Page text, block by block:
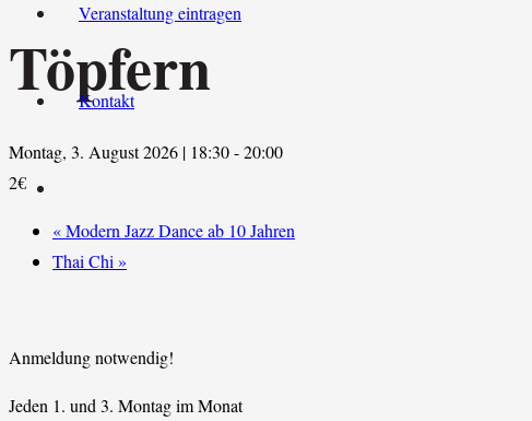
Veranstaltung eintragen
Kontakt
Töpfern
Montag, 3. August 2026 | 18:30-20:00
2€
«Modern Jazz Dance ab 10 Jahren
Thai Chi»
Anmeldung notwendig!
Jeden 1. und 3. Montag im Monat